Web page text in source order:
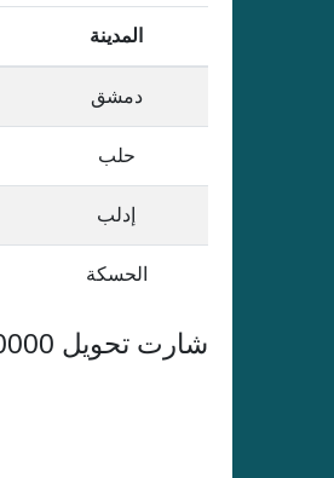
المدينة
دمشق
حلب
إدلب
الحسكة
شارت تحويل 200000 ليرة سورية إلى الريال القطري